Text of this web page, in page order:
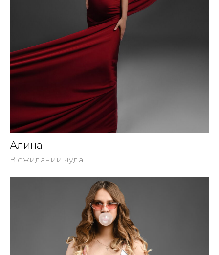
Алина
В ожидании чуда